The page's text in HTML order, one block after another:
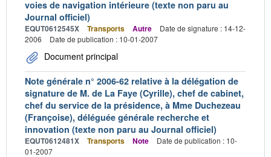
voies de navigation intérieure (texte non paru au
Journal officiel)
EQUT0612545X Transports Autre
Date de signature : 14-12-
2006
Date de publication : 10-01-2007
Document principal
Note générale n° 2006-62 relative à la délégation de
signature de M. de La Faye (Cyrille), chef de cabinet,
chef du service de la présidence, à Mme Duchezeau
(Françoise), déléguée générale recherche et
innovation (texte non paru au Journal officiel)
EQUT0612481X Transports Note
Date de publication : 10-
01-2007